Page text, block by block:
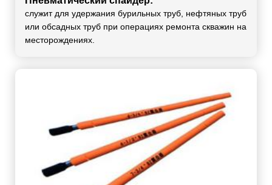
служит для удержания бурильных труб, нефтяных труб
или обсадных труб при операциях ремонта скважин на
месторождениях.